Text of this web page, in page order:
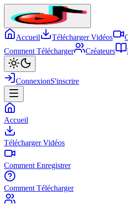
Accueil Télécharger Vidéos
Comment Télécharger
Créateurs
ConnexionS'inscrire
Accueil
Télécharger Vidéos
Comment Enregistrer
Comment Télécharger